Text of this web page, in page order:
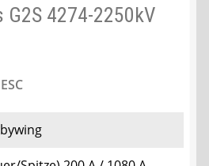
G2S 4274-2250kV